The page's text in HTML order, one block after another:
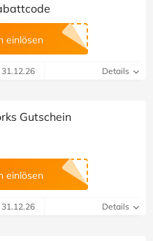
einlösen
Details
Gutschein
einlösen
Details